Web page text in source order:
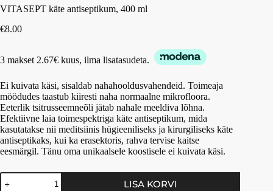
VITASEPT käte antiseptikum, 400 ml
€8.00
3 makset 2.67€ kuus, ilma lisatasudeta.
Ei kuivata käsi, sisaldab nahahooldusvahendeid. Toimeaja
möödudes taastub kiiresti naha normaalne mikrofloora.
Eeterlik tsitrusseemneõli jätab nahale meeldiva lõhna.
Efektiivne laia toimespektriga käte antiseptikum, mida
kasutatakse nii meditsiinis hügieeniliseks ja kirurgiliseks käte
antiseptikaks, kui ka erasektoris, rahva tervise kaitse
eesmärgil. Tänu oma unikaalsele koostisele ei kuivata käsi.
LISA KORVI